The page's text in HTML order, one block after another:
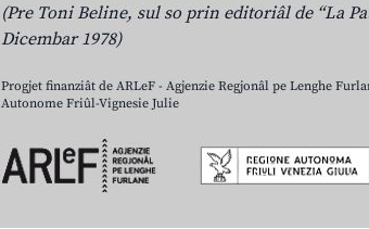
(Pre Toni Beline, sul so prin editoriâl de “La
Dicembar 1978)
Progjet finanziât de ARLeF - Agjenzie Regjonâl pe Lenghe
Autonome Friûl-Vignesie Julie